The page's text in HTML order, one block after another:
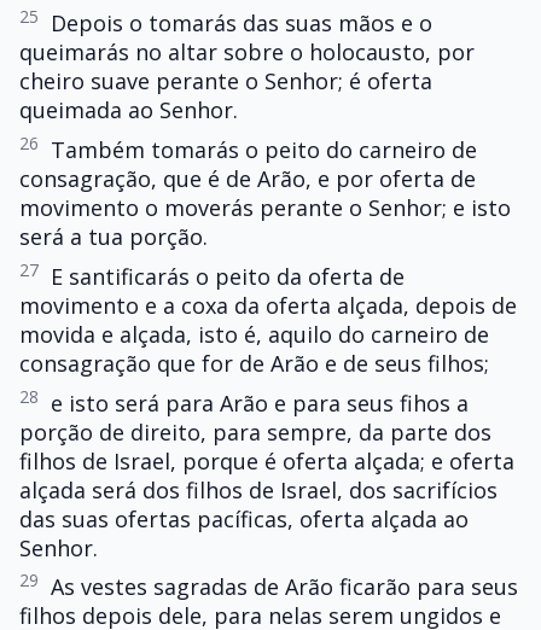
25
Depois o tomarás das suas mãos e o
queimarás no altar sobre o holocausto, por
cheiro suave perante o Senhor; é oferta
queimada ao Senhor.
26
Também tomarás o peito do carneiro de
consagração, que é de Arão, e por oferta de
movimento o moverás perante o Senhor; e isto
será a tua porção.
27
E santificarás o peito da oferta de
movimento e a coxa da oferta alçada, depois de
movida e alçada, isto é, aquilo do carneiro de
consagração que for de Arão e de seus filhos;
28
e isto será para Arão e para seus fihos a
porção de direito, para sempre, da parte dos
filhos de Israel, porque é oferta alçada; e oferta
alçada será dos filhos de Israel, dos sacrifícios
das suas ofertas pacíficas, oferta alçada ao
Senhor.
29 As vestes sagradas de Arão ficarão para seus
filhos depois dele, para nelas serem ungidos e